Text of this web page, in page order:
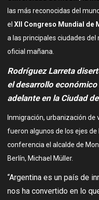
las más reconocidas del
el XII Congreso Mundial de
a las principales ciudades
oficial mañana.
Rodríguez Larreta
el desarrollo
adelante en la Ciudad
Inmigración, urbanización de
fueron algunos de los ejes
conferencia el alcalde de
Berlín, Michael Müller.
“Argentina es un país de
nos ha convertido en lo